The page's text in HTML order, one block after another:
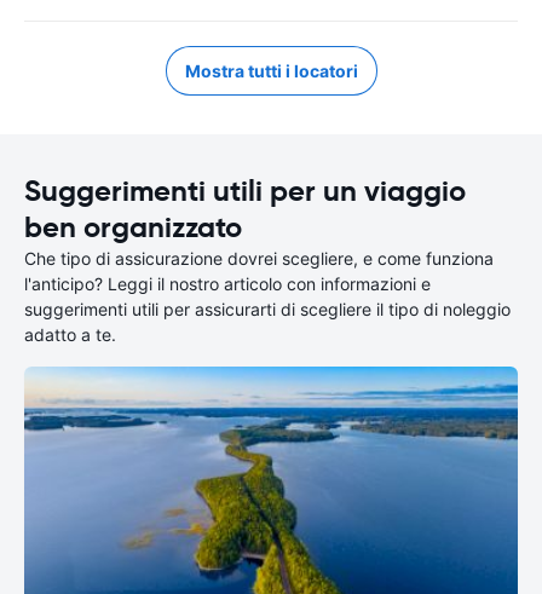
Mostra tutti i locatori
Suggerimenti utili per un viaggio
ben organizzato
Che tipo di assicurazione dovrei scegliere, e come funziona
l'anticipo? Leggi il nostro articolo con informazioni e
suggerimenti utili per assicurarti di scegliere il tipo di noleggio
adatto a te.